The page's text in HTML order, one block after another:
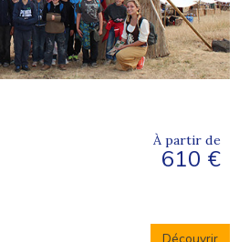
À partir de
610 €